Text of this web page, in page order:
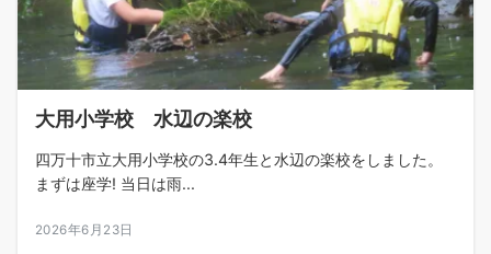
大用小学校 水辺の楽校
四万十市立大用小学校の3.4年生と水辺の楽校をしました。
まずは座学! 当日は雨...
2026年6月23日